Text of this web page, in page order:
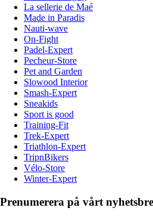
La sellerie de Maé
Made in Paradis
Nauti-wave
On-Fight
Padel-Expert
Pecheur-Store
Pet and Garden
Slowood Interior
Smash-Expert
Sneakids
Sport is good
Training-Fit
Trek-Expert
Triathlon-Expert
TripnBikers
Vélo-Store
Winter-Expert
Prenumerera på vårt